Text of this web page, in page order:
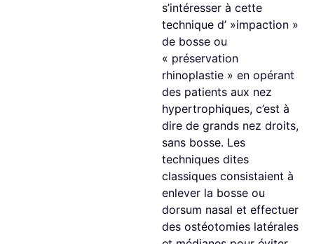
s’intéresser à cette
technique d’ »impaction »
de bosse ou
« préservation
rhinoplastie » en opérant
des patients aux nez
hypertrophiques, c’est à
dire de grands nez droits,
sans bosse. Les
techniques dites
classiques consistaient à
enlever la bosse ou
dorsum nasal et effectuer
des ostéotomies latérales